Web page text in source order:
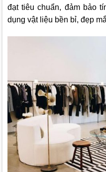
đạt tiêu chuẩn, đảm bảo
dụng vật liệu bền bỉ, đẹp